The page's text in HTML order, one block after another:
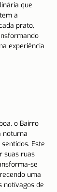
que
a
prato,
experiência
o Bairro
noturna
Este
suas ruas
se
uma
notívagos de